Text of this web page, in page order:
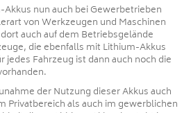
nun auch bei Gewerbetrieben
von Werkzeugen und Maschinen
auch auf dem Betriebsgelände
die ebenfalls mit Lithium-Akkus
Fahrzeug ist dann auch noch die
der Nutzung dieser Akkus auch
Privatbereich als auch im gewerblichen